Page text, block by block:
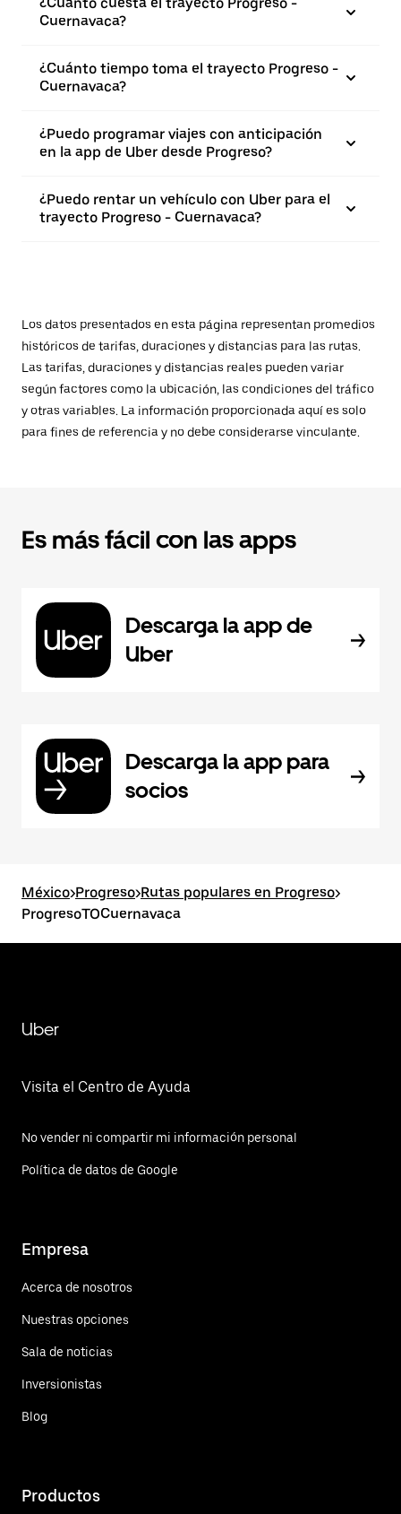
Cuernavaca?
¿Cuánto tiempo toma el trayecto Progreso -
Cuernavaca?
¿Puedo programar viajes con anticipación
en la app de Uber desde Progreso?
¿Puedo rentar un vehículo con Uber para el
trayecto Progreso - Cuernavaca?
Los datos presentados en esta página representan promedios
históricos de tarifas, duraciones y distancias para las rutas.
Las tarifas, duraciones y distancias reales pueden variar
según factores como la ubicación, las condiciones del tráfico
y otras variables. La información proporcionada aquí es solo
para fines de referencia y no debe considerarse vinculante.
Es más fácil con las apps
Descarga la app de
Uber
Descarga la app para
socios
México>Progreso>Rutas populares en Progreso>
ProgresoTOCuernavaca
Uber
Visita el Centro de Ayuda
No vender ni compartir mi información personal
Política de datos de Google
Empresa
Acerca de nosotros
Nuestras opciones
Sala de noticias
Inversionistas
Blog
Productos